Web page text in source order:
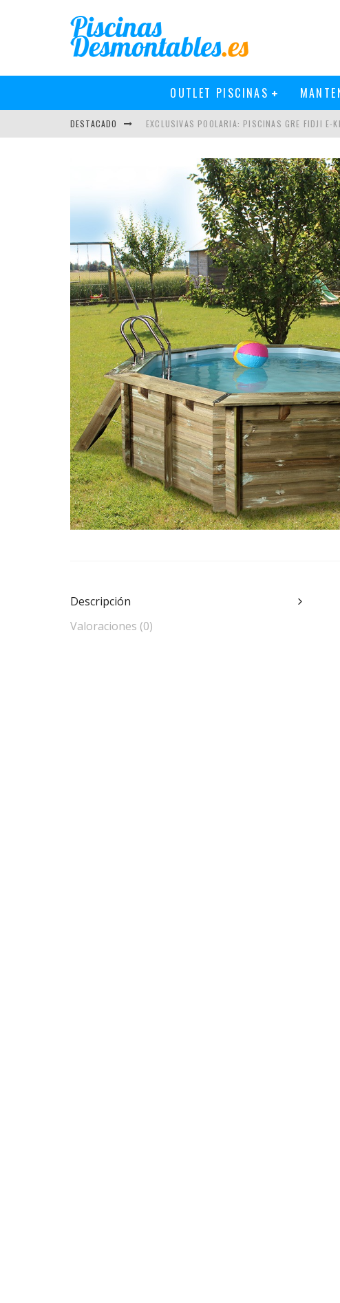
OUTLET PISCINAS
DESTACADO EXCLUSIVAS POOLARIA: PISCINAS GRE FIDJI E-
PISCINAS GRE 2018: MÁS Y MEJOR
CÓMO INSTALAR UN CLORADOR SALINO EN UNA
Descripción
Valoraciones (0)